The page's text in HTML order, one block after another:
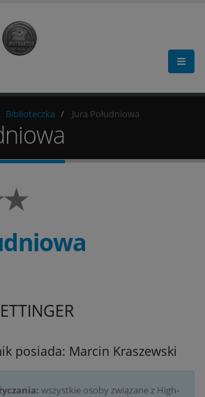
Biblioteczka Jura Południowa
posiada: Marcin Kraszewski
wszystkie osoby związane z High-